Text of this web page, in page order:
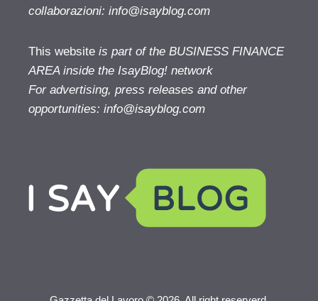
collaborazioni: info@isayblog.com
This website is part of the BUSINESS FINANCE
AREA inside the IsayBlog! network
For advertising, press releases and other
opportunities: info@isayblog.com